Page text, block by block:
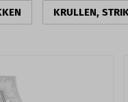
KRULLEN,